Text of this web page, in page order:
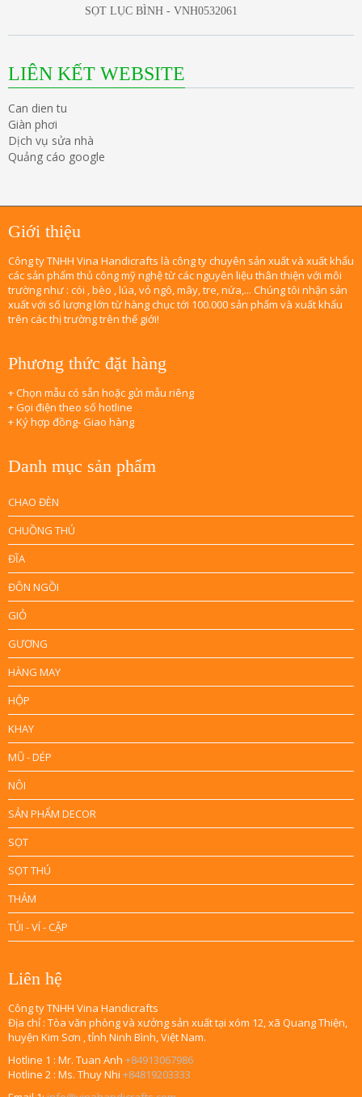
SỌT LỤC BÌNH - VNH0532061
LIÊN KẾT WEBSITE
Can dien tu
Giàn phơi
Dịch vụ sửa nhà
Quảng cáo google
Giới thiệu
Công ty TNHH Vina Handicrafts là công ty chuyên sản xuất và xuất khẩu
các sản phẩm thủ công mỹ nghệ từ các nguyên liệu thân thiện với môi
trường như : cói , bèo , lúa, vỏ ngô, mây, tre, nứa,... Chúng tôi nhận sản
xuất với số lượng lớn từ hàng chục tới 100.000 sản phẩm và xuất khẩu
trên các thị trường trên thế giới!
Phương thức đặt hàng
+ Chọn mẫu có sẵn hoặc gửi mẫu riêng
+ Gọi điện theo số hotline
+ Ký hợp đồng- Giao hàng
Danh mục sản phẩm
CHAO ĐÈN
CHUỒNG THÚ
ĐĨA
ĐÔN NGỒI
GIỎ
GƯƠNG
HÀNG MAY
HỘP
KHAY
MŨ - DÉP
NÔI
SẢN PHẨM DECOR
SỌT
SỌT THÚ
THẢM
TÚI - VÍ - CẶP
Liên hệ
Công ty TNHH Vina Handicrafts
Địa chỉ : Tòa văn phòng và xưởng sản xuất tại xóm 12, xã Quang Thiện,
huyện Kim Sơn , tỉnh Ninh Bình, Việt Nam.
Hotline 1 : Mr. Tuan Anh +84913067986
Hotline 2 : Ms. Thuy Nhi +84819203333